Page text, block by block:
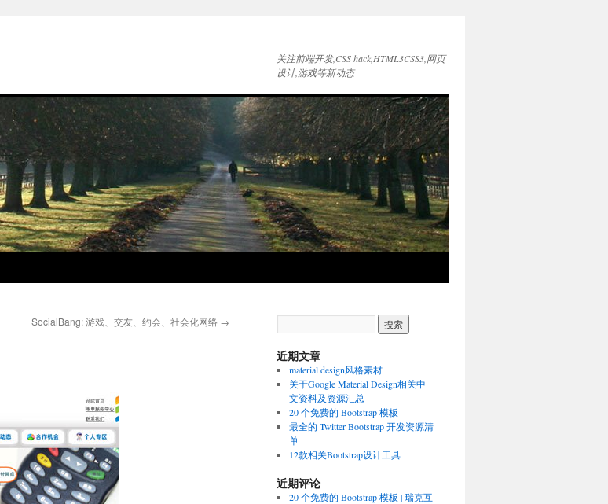
关注前端开发,CSS hack,HTML3CSS3,网页
设计,游戏等新动态
SocialBang: 游戏、交友、约会、社会化网络 →
近期文章
material design风格素材
关于Google Material Design相关中
文资料及资源汇总
20 个免费的 Bootstrap 模板
最全的 Twitter Bootstrap 开发资源清
单
12款相关Bootstrap设计工具
近期评论
20 个免费的 Bootstrap 模板 | 瑞克互